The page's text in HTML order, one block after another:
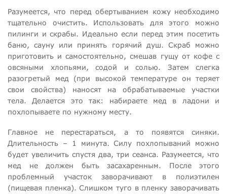
Разумеется, что перед обертыванием кожу необходимо
тщательно очистить. Использовать для этого можно
пилинги и скрабы. Идеально если перед этим посетить
баню, сауну или принять горячий душ. Скраб можно
приготовить и самостоятельно, смешав гущу от кофе с
овсяными хлопьями, содой и солью. Затем слегка
разогретый мед (при высокой температуре он теряет
свои свойства) наносят на обрабатываемые участки
тела. Делается это так: набираете мед в ладони и
похлопываете по нужному месту.
Главное не перестараться, а то появятся синяки.
Длительность – 1 минута. Силу похлопываний можно
будет увеличить спустя два, три сеанса. Разумеется, что
мед не должен быть засахаренным. После этого
проблемный участок заворачивают в полиэтилен
(пищевая пленка). Слишком туго в пленку заворачивать